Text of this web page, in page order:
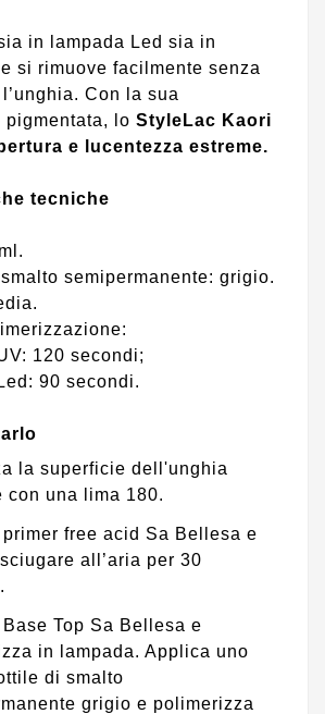
in lampada Led sia in
si rimuove facilmente senza
Con la sua
pigmentata, lo StyleLac Kaori
e lucentezza estreme.
tecniche
semipermanente: grigio.
120 secondi;
90 secondi.
la superficie dell'unghia
con una lima 180.
free acid Sa Bellesa e
all’aria per 30
Top Sa Bellesa e
in lampada. Applica uno
di smalto
grigio e polimerizza